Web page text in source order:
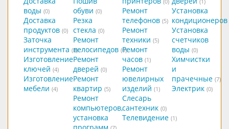
воды (0)
Доставка
продуктов (0)
Заточка
инструмента (1)
Изготовление
ключей (4)
Изготовление
мебели (4)
обуви (0)
Резка
стекла (0)
Ремонт
велосипедов (0)
Ремонт
дверей (0)
Ремонт
квартир (5)
Ремонт
компьютеров,
установка
Ремонт
телефонов (5)
Ремонт
техники (5)
Ремонт
часов (1)
Ремонт
ювелирных
изделий (1)
Слесарь
сантехник (0)
Телевидение (1)
Установка
кондиционеров
Установка
счетчиков
воды (0)
Химчистки
и
прачечные (7)
Электрик (0)